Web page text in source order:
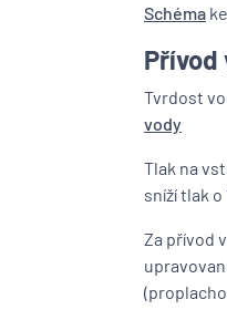
Schéma
Přívod
Tvrdost
vody
Tlak na
sníží tlak o
Za přívod